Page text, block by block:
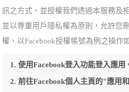
訊之方式，並授權我們透過本服務及
並以尊重用戶隱私權為原則，允許您
權，以Facebook授權帳號為例之操作
使用Facebook登入功能登入應用
前往Facebook個人主頁的"應用